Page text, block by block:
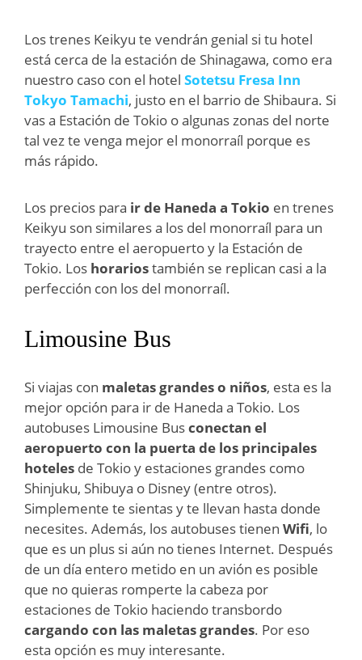
Los trenes Keikyu te vendrán genial si tu hotel
está cerca de la estación de Shinagawa, como era
nuestro caso con el hotel Sotetsu Fresa Inn
Tokyo Tamachi, justo en el barrio de Shibaura. Si
vas a Estación de Tokio o algunas zonas del norte
tal vez te venga mejor el monorraíl porque es
más rápido.
Los precios para ir de Haneda a Tokio en trenes
Keikyu son similares a los del monorraíl para un
trayecto entre el aeropuerto y la Estación de
Tokio. Los horariostambién se replican casi a la
perfección con los del monorraíl.
Limousine Bus
Si viajas con maletas grandes o niños, esta es la
mejor opción para ir de Haneda a Tokio. Los
autobuses Limousine Busconectan el
aeropuerto con la puerta de los principales
hoteles de Tokio y estaciones grandes como
Shinjuku, Shibuya o Disney (entre otros).
Simplemente te sientas y te llevan hasta donde
necesites. Además, los autobuses tienen Wifi, lo
que es un plus si aún no tienes Internet. Después
de un día entero metido en un avión es posible
que no quieras romperte la cabeza por
estaciones de Tokio haciendo transbordo
cargando con las maletas grandes. Por eso
esta opción es muy interesante.